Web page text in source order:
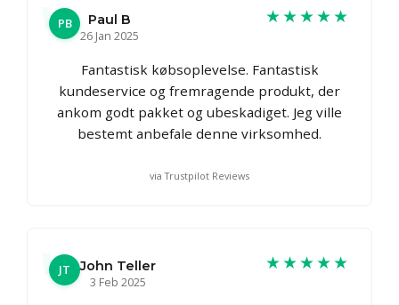
PB
Paul B
26 Jan 2025
★★★★★
Fantastisk købsoplevelse. Fantastisk
kundeservice og fremragende produkt, der
ankom godt pakket og ubeskadiget. Jeg ville
bestemt anbefale denne virksomhed.
via Trustpilot Reviews
JT
John Teller
3 Feb 2025
★★★★★